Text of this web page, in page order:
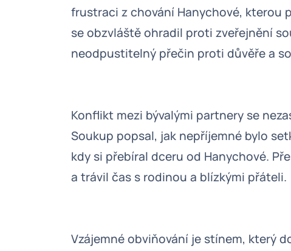
frustraci z chování Hanychové, kterou
se obzvláště ohradil proti zveřejnění
neodpustitelný přečin proti důvěře a
Konflikt mezi bývalými partnery se
Soukup popsal, jak nepříjemné bylo
kdy si přebíral dceru od Hanychové.
a trávil čas s rodinou a blízkými přáteli.
Vzájemné obviňování je stínem, který